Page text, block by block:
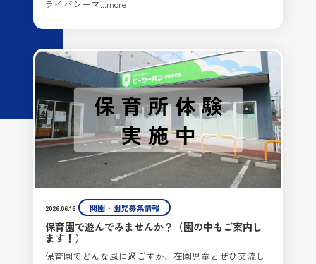
ライバシーマ...more
2026.06.16 開園・園児募集情報
保育園で遊んでみませんか？（園の中もご案内し
ます！）
保育園でどんな風に過ごすか、在園児童とぜひ交流し